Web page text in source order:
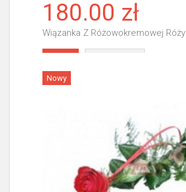
180.00 zł
Wiązanka Z Różowokremowej Róży
Nowy